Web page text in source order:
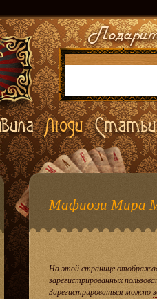
Мафиози Мира
На этой странице
зарегистрированных
Зарегистрироваться можно